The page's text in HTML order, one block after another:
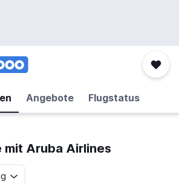
Angebote Flugstatus
mit Aruba Airlines